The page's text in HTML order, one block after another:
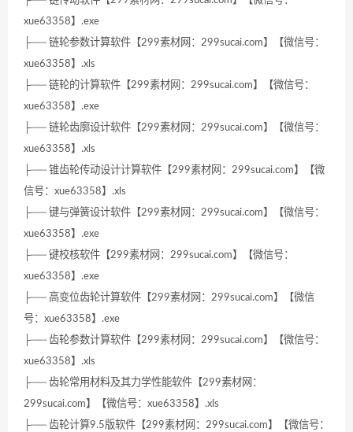
xue63358】.exe
├── 链轮参数计算软件【299素材网：299sucai.com】【微信号：
xue63358】.xls
├── 链轮的计算软件【299素材网：299sucai.com】【微信号：
xue63358】.exe
├── 链轮齿廓设计软件【299素材网：299sucai.com】【微信号：
xue63358】.xls
├── 锥齿轮传动设计计算软件【299素材网：299sucai.com】【微
信号：xue63358】.xls
├── 键与弹簧设计软件【299素材网：299sucai.com】【微信号：
xue63358】.exe
├── 键校核软件【299素材网：299sucai.com】【微信号：
xue63358】.exe
├── 高变位齿轮计算软件【299素材网：299sucai.com】【微信
号：xue63358】.exe
├── 齿轮参数计算软件【299素材网：299sucai.com】【微信号：
xue63358】.xls
├── 齿轮常用材料及其力学性能软件【299素材网：
299sucai.com】【微信号：xue63358】.xls
├── 齿轮计算9.5版软件【299素材网：299sucai.com】【微信号：